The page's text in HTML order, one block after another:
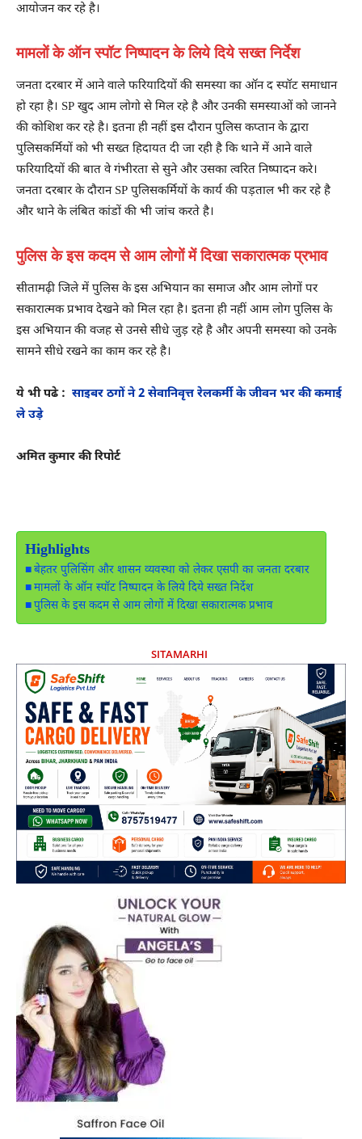
आयोजन कर रहे है।
मामलों के ऑन स्पॉट निष्पादन के लिये दिये सख्त निर्देश
जनता दरबार में आने वाले फरियादियों की समस्या का ऑन द स्पॉट समाधान
हो रहा है। SP खुद आम लोगो से मिल रहे है और उनकी समस्याओं को जानने
की कोशिश कर रहे है। इतना ही नहीं इस दौरान पुलिस कप्तान के द्वारा
पुलिसकर्मियों को भी सख्त हिदायत दी जा रही है कि थाने में आने वाले
फरियादियों की बात वे गंभीरता से सुने और उसका त्वरित निष्पादन करे।
जनता दरबार के दौरान SP पुलिसकर्मियों के कार्य की पड़ताल भी कर रहे है
और थाने के लंबित कांडों की भी जांच करते है।
पुलिस के इस कदम से आम लोगों में दिखा सकारात्मक प्रभाव
सीतामढ़ी जिले में पुलिस के इस अभियान का समाज और आम लोगों पर
सकारात्मक प्रभाव देखने को मिल रहा है। इतना ही नहीं आम लोग पुलिस के
इस अभियान की वजह से उनसे सीधे जुड़ रहे है और अपनी समस्या को उनके
सामने सीधे रखने का काम कर रहे है।
ये भी पढे : साइबर ठगों ने 2 सेवानिवृत्त रेलकर्मी के जीवन भर की कमाई
ले उड़े
अमित कुमार की रिपोर्ट
Highlights
बेहतर पुलिसिंग और शासन व्यवस्था को लेकर एसपी का जनता दरबार
मामलों के ऑन स्पॉट निष्पादन के लिये दिये सख्त निर्देश
पुलिस के इस कदम से आम लोगों में दिखा सकारात्मक प्रभाव
SITAMARHI